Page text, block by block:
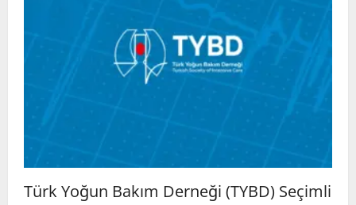
Türk Yoğun Bakım Derneği (TYBD) Seçimli